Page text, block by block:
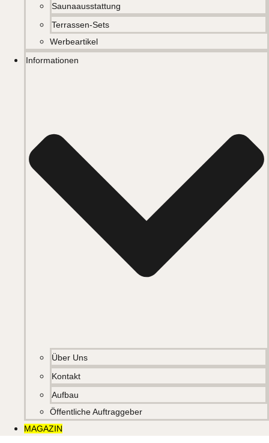
Saunaausstattung
Terrassen-Sets
Werbeartikel
Informationen
Über Uns
Kontakt
Aufbau
Öffentliche Auftraggeber
MAGAZIN